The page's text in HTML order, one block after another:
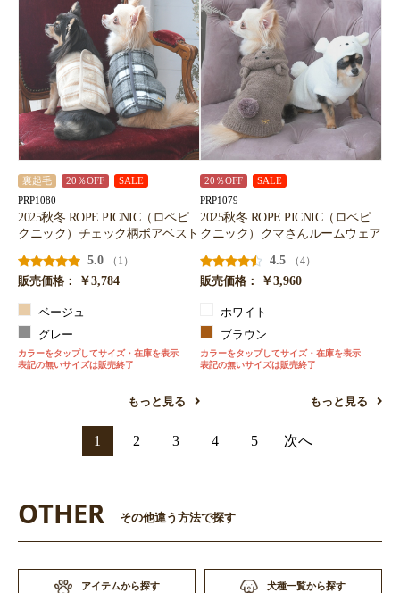
裏起毛 20％OFF SALE
PRP1080
2025秋冬 ROPE PICNIC（ロペピ
クニック）チェック柄ボアベスト
5.0
（1）
販売価格：
￥3,784
ベージュ
グレー
カラーをタップしてサイズ・在庫を表示
表記の無いサイズは販売終了
もっと見る
20％OFF SALE
PRP1079
2025秋冬 ROPE PICNIC（ロペピ
クニック）クマさんルームウェア
4.5
（4）
販売価格：
￥3,960
ホワイト
ブラウン
カラーをタップしてサイズ・在庫を表示
表記の無いサイズは販売終了
もっと見る
1 2 3 4 5 次へ
OTHER その他違う方法で探す
アイテムから探す 犬種一覧から探す